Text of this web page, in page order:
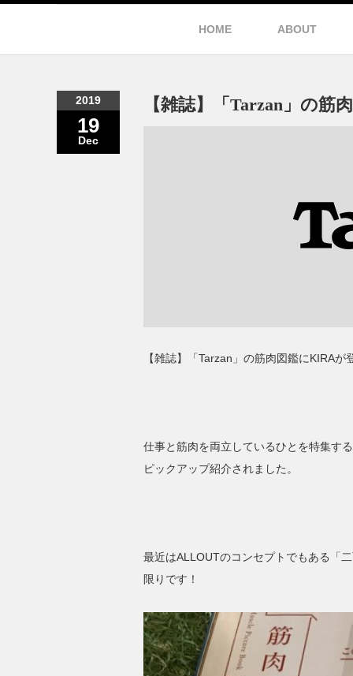
HOME ABOUT
2019
19
Dec
【雑誌】「Tarzan」の筋
【雑誌】「Tarzan」の筋肉図鑑にKIRA
仕事と筋肉を両立しているひとを特集す
ピックアップ紹介されました。
最近はALLOUTのコンセプトでもある「
限りです！